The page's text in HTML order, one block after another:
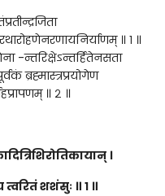
॥ १ ॥
-न्तरिक्षेऽन्तर्हितेनसता
ब्रह्मास्त्रप्रयोगेण
॥ २ ॥
।
त्वरितं शशंसुः ॥ १ ॥